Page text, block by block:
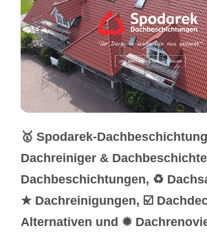
🥇 Spodarek-
Dachreiniger &
Dachbeschichtungen, ♻
★ Dachreinigungen, ☑️
Alternativen und ✹